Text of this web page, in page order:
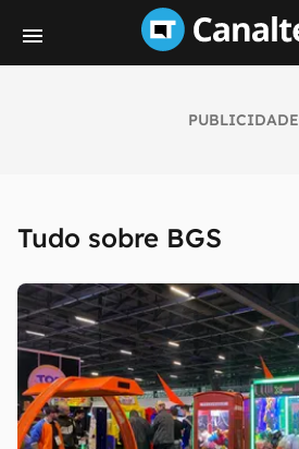
PUBLICIDADE
Tudo sobre BGS